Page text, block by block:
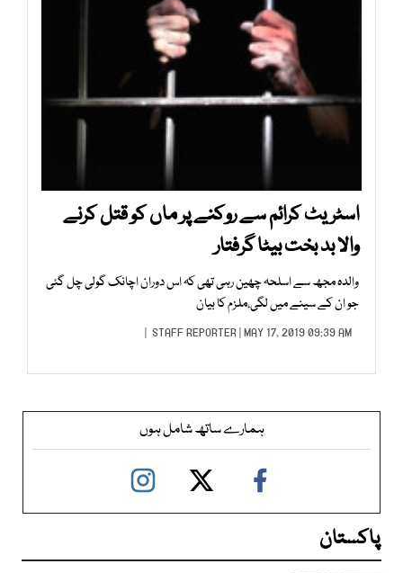
اسٹریٹ کرائم سے روکنے پر ماں کو قتل کرنے
والا بد بخت بیٹا گرفتار
والدہ مجھ سے اسلحہ چھین رہی تھی کہ اس دوران اچانک گولی چل گئی
جو ان کے سینے میں لگی،ملزم کا بیان
STAFF REPORTER| MAY 17, 2019 09:39 AM |
ہمارے ساتھ شامل ہوں
پاکستان